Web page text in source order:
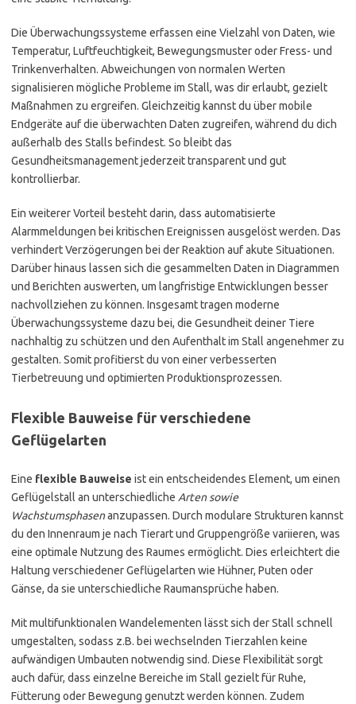
Die Überwachungssysteme erfassen eine Vielzahl von Daten, wie
Temperatur, Luftfeuchtigkeit, Bewegungsmuster oder Fress- und
Trinkenverhalten. Abweichungen von normalen Werten
signalisieren mögliche Probleme im Stall, was dir erlaubt, gezielt
Maßnahmen zu ergreifen. Gleichzeitig kannst du über mobile
Endgeräte auf die überwachten Daten zugreifen, während du dich
außerhalb des Stalls befindest. So bleibt das
Gesundheitsmanagement jederzeit transparent und gut
kontrollierbar.
Ein weiterer Vorteil besteht darin, dass automatisierte
Alarmmeldungen bei kritischen Ereignissen ausgelöst werden. Das
verhindert Verzögerungen bei der Reaktion auf akute Situationen.
Darüber hinaus lassen sich die gesammelten Daten in Diagrammen
und Berichten auswerten, um langfristige Entwicklungen besser
nachvollziehen zu können. Insgesamt tragen moderne
Überwachungssysteme dazu bei, die Gesundheit deiner Tiere
nachhaltig zu schützen und den Aufenthalt im Stall angenehmer zu
gestalten. Somit profitierst du von einer verbesserten
Tierbetreuung und optimierten Produktionsprozessen.
Flexible Bauweise für verschiedene
Geflügelarten
Eine flexible Bauweise ist ein entscheidendes Element, um einen
Geflügelstall an unterschiedliche Arten sowie
Wachstumsphasenanzupassen. Durch modulare Strukturen kannst
du den Innenraum je nach Tierart und Gruppengröße variieren, was
eine optimale Nutzung des Raumes ermöglicht. Dies erleichtert die
Haltung verschiedener Geflügelarten wie Hühner, Puten oder
Gänse, da sie unterschiedliche Raumansprüche haben.
Mit multifunktionalen Wandelementen lässt sich der Stall schnell
umgestalten, sodass z.B. bei wechselnden Tierzahlen keine
aufwändigen Umbauten notwendig sind. Diese Flexibilität sorgt
auch dafür, dass einzelne Bereiche im Stall gezielt für Ruhe,
Fütterung oder Bewegung genutzt werden können. Zudem